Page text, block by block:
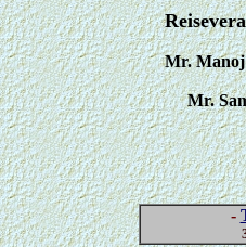
Mr. Manoj
Mr.
-